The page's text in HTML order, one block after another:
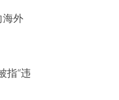
海外
指“违